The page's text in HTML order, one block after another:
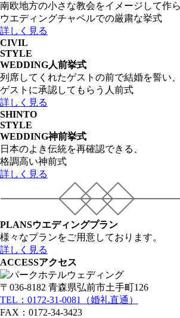
南欧地方の小さな教会をイメージして作
ウエディングチャペルでの厳粛な挙式
詳しく見る
CIVIL
STYLE
WEDDING人前挙式
列席してくれたゲストの前で結婚を誓い、
ゲストに承認してもらう人前式
詳しく見る
SHINTO
STYLE
WEDDING神前挙式
日本のよき伝統を再確認できる、
格調高い神前式
詳しく見る
PLANSウエディングプラン
様々なプランをご用意しております。
詳しく見る
ACCESSアクセス
〒036-8182 青森県弘前市土手町126
TEL：0172-31-0081（婚礼直通）
FAX：0172-34-3423